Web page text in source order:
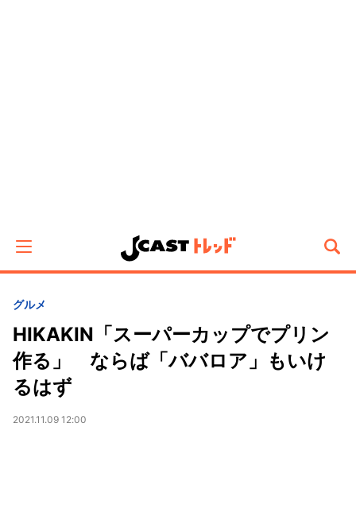
グルメ
HIKAKIN「スーパーカップでプリン
作る」 ならば「ババロア」もいけ
るはず
2021.11.09 12:00